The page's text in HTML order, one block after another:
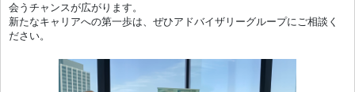
会うチャンスが広がります。
新たなキャリアへの第一歩は、ぜひアドバイザリーグループにご相談く
ださい。